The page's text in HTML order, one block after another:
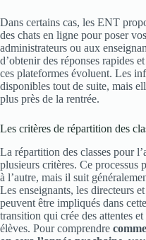
Dans certains cas, les ENT
des chats en ligne pour poser
administrateurs ou aux
d’obtenir des réponses rapides
ces plateformes évoluent. Les
disponibles tout de suite, mais
plus près de la rentrée.
Les critères de répartition des
La répartition des classes pour
plusieurs critères. Ce processus
à l’autre, mais il suit
Les enseignants, les directeurs
peuvent être impliqués dans
transition qui crée des attentes
élèves. Pour comprendre